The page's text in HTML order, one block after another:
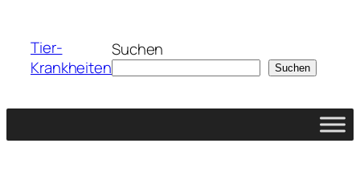
springen
Tier-
Krankheiten
Suchen
Suchen